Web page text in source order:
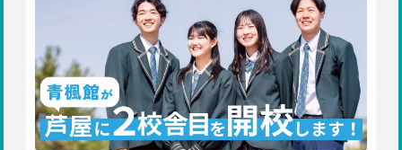
関東
茨城
栃木
群馬
鳥取 島根 岡山 広島 山口
四国
徳島 香川 愛媛 高知
九州・沖縄